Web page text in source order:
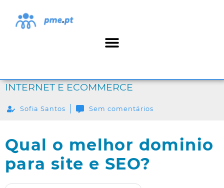
INTERNET E ECOMMERCE
Sofia Santos Sem comentários
Qual o melhor dominio
para site e SEO?